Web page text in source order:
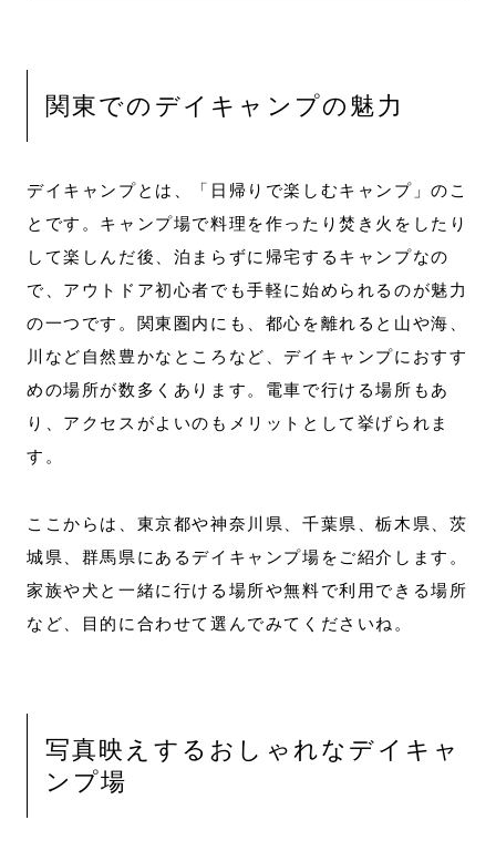
関東でのデイキャンプの魅力
デイキャンプとは、「日帰りで楽しむキャンプ」のこ
とです。キャンプ場で料理を作ったり焚き火をしたり
して楽しんだ後、泊まらずに帰宅するキャンプなの
で、アウトドア初心者でも手軽に始められるのが魅力
の一つです。関東圏内にも、都心を離れると山や海、
川など自然豊かなところなど、デイキャンプにおすす
めの場所が数多くあります。電車で行ける場所もあ
り、アクセスがよいのもメリットとして挙げられま
す。
ここからは、東京都や神奈川県、千葉県、栃木県、茨
城県、群馬県にあるデイキャンプ場をご紹介します。
家族や犬と一緒に行ける場所や無料で利用できる場所
など、目的に合わせて選んでみてくださいね。
写真映えするおしゃれなデイキャ
ンプ場